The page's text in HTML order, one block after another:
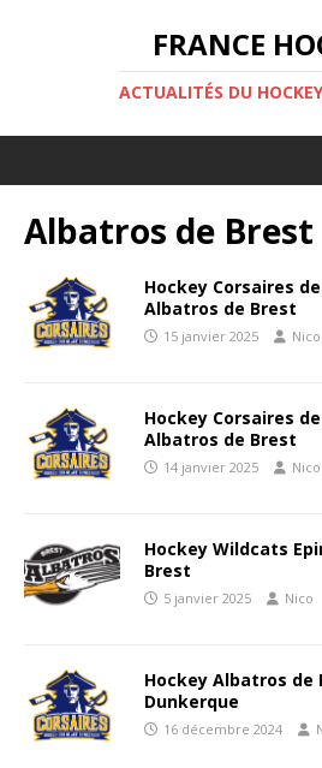
FRANCE
ACTUALITÉS DU
Albatros de Brest
Hockey Corsaires
Albatros de Brest
15 janvier 2025 Nico
Hockey Corsaires
Albatros de Brest
14 janvier 2025 Nico
Hockey Wildcats
Brest
5 janvier 2025 Nico
Hockey Albatros de
Dunkerque
16 décembre 2024